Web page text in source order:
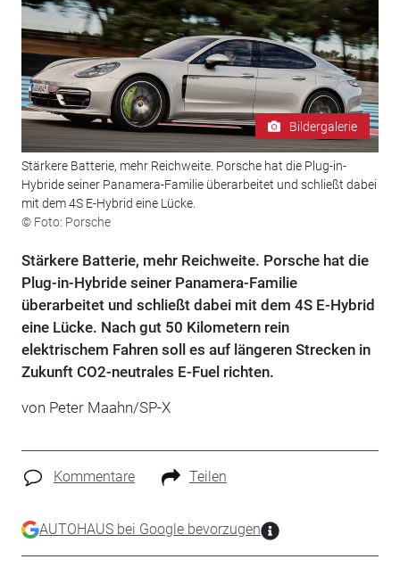
Bildergalerie
Stärkere Batterie, mehr Reichweite. Porsche hat die Plug-in-
Hybride seiner Panamera-Familie überarbeitet und schließt dabei
mit dem 4S E-Hybrid eine Lücke.
© Foto: Porsche
Stärkere Batterie, mehr Reichweite. Porsche hat die
Plug-in-Hybride seiner Panamera-Familie
überarbeitet und schließt dabei mit dem 4S E-Hybrid
eine Lücke. Nach gut 50 Kilometern rein
elektrischem Fahren soll es auf längeren Strecken in
Zukunft CO2-neutrales E-Fuel richten.
von Peter Maahn/SP-X
Kommentare Teilen
AUTOHAUS bei Google bevorzugen